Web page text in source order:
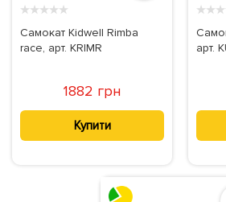
★★★★★
Самокат Kidwell Rimba
race, арт. KRIMR
1882 грн
Купити
★★★
арт.